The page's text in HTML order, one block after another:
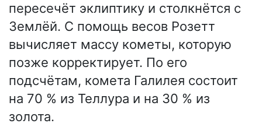
пересечёт эклиптику и столкнётся с
Землёй. С помощь весов Розетт
вычисляет массу кометы, которую
позже корректирует. По его
подсчётам, комета Галилея состоит
на 70 % из Теллура и на 30 % из
золота.